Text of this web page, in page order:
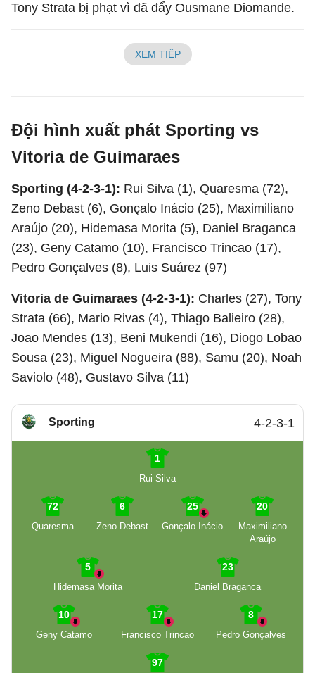
Tony Strata bị phạt vì đã đẩy Ousmane Diomande.
XEM TIẾP
Đội hình xuất phát Sporting vs
Vitoria de Guimaraes
Sporting (4-2-3-1): Rui Silva (1), Quaresma (72),
Zeno Debast (6), Gonçalo Inácio (25), Maximiliano
Araújo (20), Hidemasa Morita (5), Daniel Braganca
(23), Geny Catamo (10), Francisco Trincao (17),
Pedro Gonçalves (8), Luis Suárez (97)
Vitoria de Guimaraes (4-2-3-1): Charles (27), Tony
Strata (66), Mario Rivas (4), Thiago Balieiro (28),
Joao Mendes (13), Beni Mukendi (16), Diogo Lobao
Sousa (23), Miguel Nogueira (88), Samu (20), Noah
Saviolo (48), Gustavo Silva (11)
Sporting 4-2-3-1
1
Rui Silva
72
Quaresma
6
Zeno Debast
25
Gonçalo Inácio
20
Maximiliano
Araújo
5
Hidemasa Morita
23
Daniel Braganca
10
Geny Catamo
17
Francisco Trincao
8
Pedro Gonçalves
97